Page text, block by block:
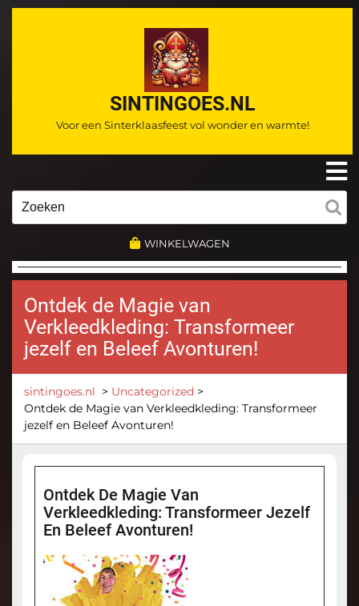
Ga
SINTINGOES.NL
Voor een Sinterklaasfeest vol wonder en warmte!
WINKELWAGEN
Ontdek de Magie van
Verkleedkleding: Transformeer
jezelf en Beleef Avonturen!
sintingoes.nl > Uncategorized >
Ontdek de Magie van Verkleedkleding: Transformeer
jezelf en Beleef Avonturen!
Ontdek De Magie Van
Verkleedkleding: Transformeer Jezelf
En Beleef Avonturen!